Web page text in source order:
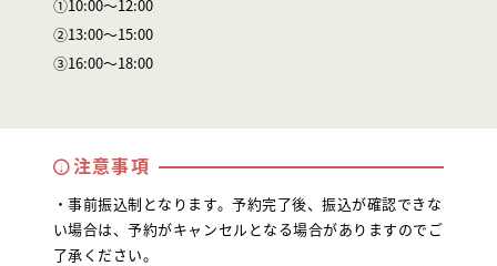
①10:00〜12:00
②13:00〜15:00
③16:00～18:00
注意事項
・事前振込制となります。予約完了後、振込が確認できな
い場合は、予約がキャンセルとなる場合がありますのでご
了承ください。